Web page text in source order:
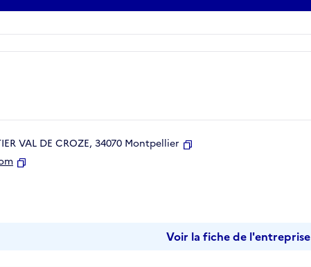
VAL DE CROZE, 34070 Montpellier
Voir la fiche de l'entreprise